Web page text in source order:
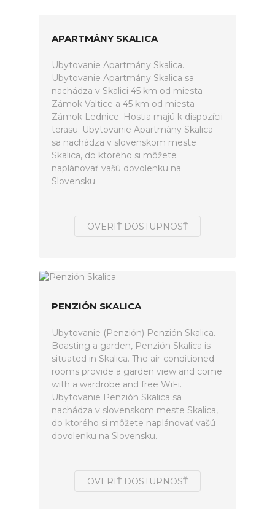
APARTMÁNY SKALICA
Ubytovanie Apartmány Skalica.
Ubytovanie Apartmány Skalica sa
nachádza v Skalici 45 km od miesta
Zámok Valtice a 45 km od miesta
Zámok Lednice. Hostia majú k dispozícii
terasu. Ubytovanie Apartmány Skalica
sa nachádza v slovenskom meste
Skalica, do ktorého si môžete
naplánovať vašú dovolenku na
Slovensku.
OVERIŤ DOSTUPNOSŤ
PENZIÓN SKALICA
Ubytovanie (Penzión) Penzión Skalica.
Boasting a garden, Penzión Skalica is
situated in Skalica. The air-conditioned
rooms provide a garden view and come
with a wardrobe and free WiFi.
Ubytovanie Penzión Skalica sa
nachádza v slovenskom meste Skalica,
do ktorého si môžete naplánovať vašú
dovolenku na Slovensku.
OVERIŤ DOSTUPNOSŤ